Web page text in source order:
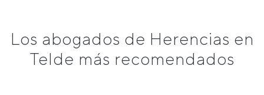
Los abogados de Herencias en
Telde más recomendados